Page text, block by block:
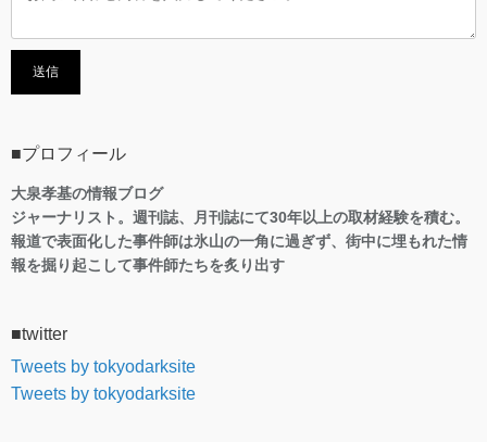
■プロフィール
大泉孝基の情報ブログ
ジャーナリスト。週刊誌、月刊誌にて30年以上の取材経験を積む。
報道で表面化した事件師は氷山の一角に過ぎず、街中に埋もれた情
報を掘り起こして事件師たちを炙り出す
■twitter
Tweets by tokyodarksite
Tweets by tokyodarksite